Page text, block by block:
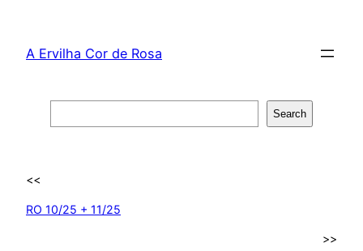
content
A Ervilha Cor de Rosa
Search
<<
RO 10/25 + 11/25
>>